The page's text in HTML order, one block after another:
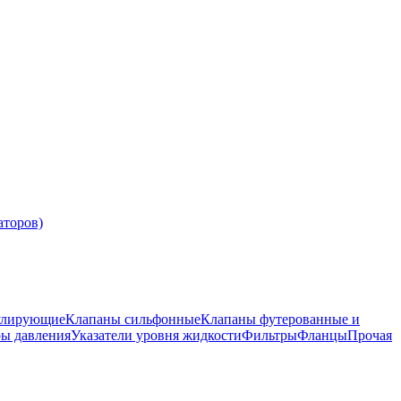
Клапаны сильфонныеКлапаны футерованные и
давленияУказатели уровня жидкостиФильтрыФланцыПрочая